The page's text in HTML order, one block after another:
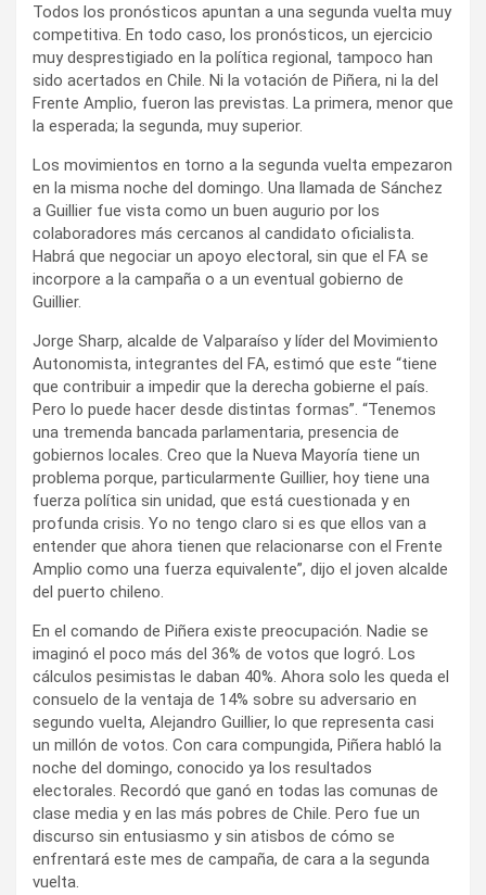
Todos los pronósticos apuntan a una segunda vuelta muy
competitiva. En todo caso, los pronósticos, un ejercicio
muy desprestigiado en la política regional, tampoco han
sido acertados en Chile. Ni la votación de Piñera, ni la del
Frente Amplio, fueron las previstas. La primera, menor que
la esperada; la segunda, muy superior.
Los movimientos en torno a la segunda vuelta empezaron
en la misma noche del domingo. Una llamada de Sánchez
a Guillier fue vista como un buen augurio por los
colaboradores más cercanos al candidato oficialista.
Habrá que negociar un apoyo electoral, sin que el FA se
incorpore a la campaña o a un eventual gobierno de
Guillier.
Jorge Sharp, alcalde de Valparaíso y líder del Movimiento
Autonomista, integrantes del FA, estimó que este “tiene
que contribuir a impedir que la derecha gobierne el país.
Pero lo puede hacer desde distintas formas”. “Tenemos
una tremenda bancada parlamentaria, presencia de
gobiernos locales. Creo que la Nueva Mayoría tiene un
problema porque, particularmente Guillier, hoy tiene una
fuerza política sin unidad, que está cuestionada y en
profunda crisis. Yo no tengo claro si es que ellos van a
entender que ahora tienen que relacionarse con el Frente
Amplio como una fuerza equivalente”, dijo el joven alcalde
del puerto chileno.
En el comando de Piñera existe preocupación. Nadie se
imaginó el poco más del 36% de votos que logró. Los
cálculos pesimistas le daban 40%. Ahora solo les queda el
consuelo de la ventaja de 14% sobre su adversario en
segundo vuelta, Alejandro Guillier, lo que representa casi
un millón de votos. Con cara compungida, Piñera habló la
noche del domingo, conocido ya los resultados
electorales. Recordó que ganó en todas las comunas de
clase media y en las más pobres de Chile. Pero fue un
discurso sin entusiasmo y sin atisbos de cómo se
enfrentará este mes de campaña, de cara a la segunda
vuelta.